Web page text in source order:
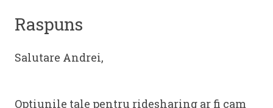
Raspuns
Salutare Andrei,
Optiunile tale pentru ridesharing ar fi cam